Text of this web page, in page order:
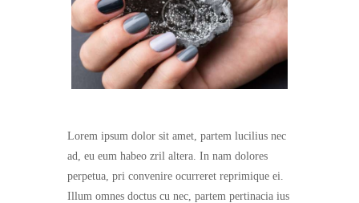
Lorem ipsum dolor sit amet, partem lucilius nec
ad, eu eum habeo zril altera. In nam dolores
perpetua, pri convenire ocurreret reprimique ei.
Illum omnes doctus cu nec, partem pertinacia ius